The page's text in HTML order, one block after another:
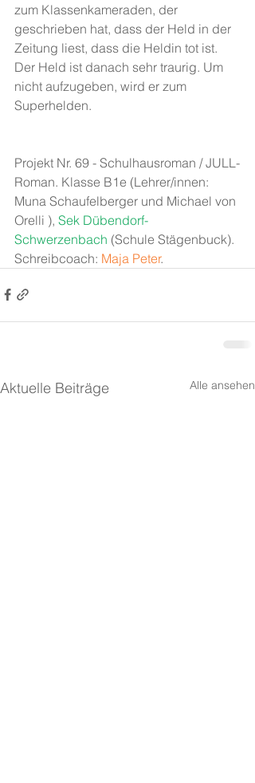
zum Klassenkameraden, der
geschrieben hat, dass der Held in der
Zeitung liest, dass die Heldin tot ist.
Der Held ist danach sehr traurig. Um
nicht aufzugeben, wird er zum
Superhelden.
Projekt Nr. 69 - Schulhausroman / JULL-
Roman. Klasse B1e (Lehrer/innen:
Muna Schaufelberger und Michael von
Orelli ), Sek Dübendorf-
Schwerzenbach (Schule Stägenbuck).
Schreibcoach: Maja Peter.
Aktuelle Beiträge Alle ansehen